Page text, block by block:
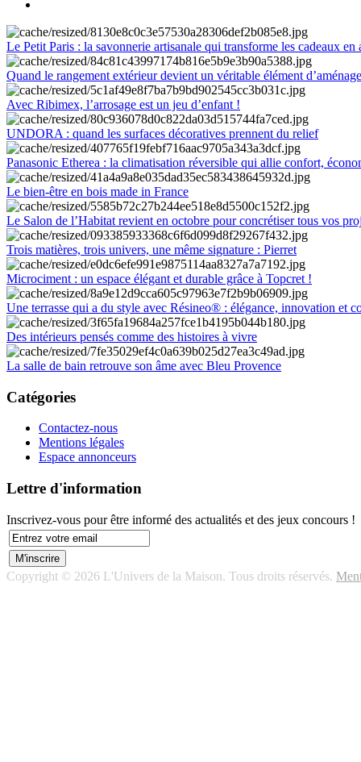
Le Petit Paris : la savonnerie artisanale qui transforme les cadeaux en
Quand le rangement extérieur devient un véritable élément
Avec Ribimex, l’arrosage est un jeu d’enfant !
UNDORA : quand les surfaces décoratives prennent du relief
Panasonic Etherea : la climatisation réversible qui allie confort,
Le bien-être en bois made in France
Le Salon de l’Habitat revient en octobre pour concrétiser tous vos
Trois matières, trois univers, une même signature : Pierret
Microciment : un espace élégant et durable grâce à Topcret !
Une terrasse qui a du style avec Résineo® : élégance, innovation et
Des intérieurs pensés comme des histoires à vivre
La salle de bain retrouve son âme avec Bleu Provence
Catégories
Contactez-nous
Mentions légales
Espace annonceurs
Lettre d'information
Inscrivez-vous pour être informé des actualités et des jeux concours !
Copyright © 2026 L'Univers de la Maison. Tous droits réservés.